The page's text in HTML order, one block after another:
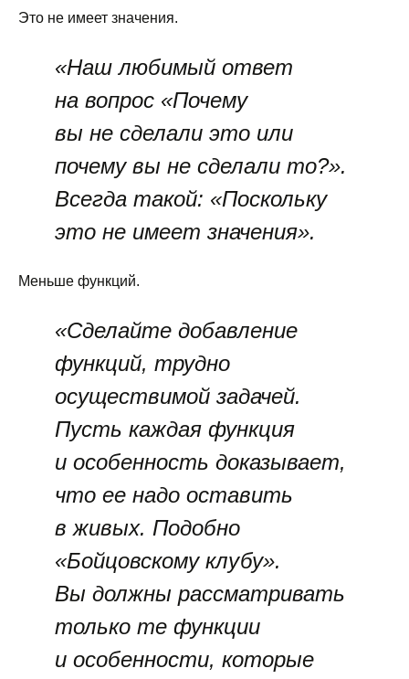
Это не имеет значения.
«Наш любимый ответ
на вопрос «Почему
вы не сделали это или
почему вы не сделали то?».
Всегда такой: «Поскольку
это не имеет значения».
Меньше функций.
«Сделайте добавление
функций, трудно
осуществимой задачей.
Пусть каждая функция
и особенность доказывает,
что ее надо оставить
в живых. Подобно
«Бойцовскому клубу».
Вы должны рассматривать
только те функции
и особенности, которые